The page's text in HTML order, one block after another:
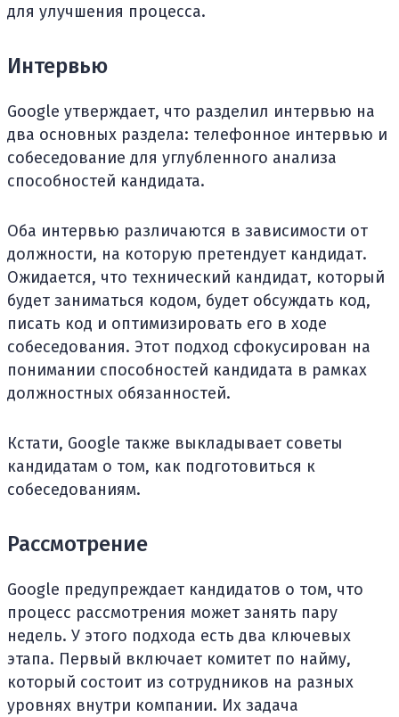
для улучшения процесса.
Интервью
Google утверждает, что разделил интервью на
два основных раздела: телефонное интервью и
собеседование для углубленного анализа
способностей кандидата.
Оба интервью различаются в зависимости от
должности, на которую претендует кандидат.
Ожидается, что технический кандидат, который
будет заниматься кодом, будет обсуждать код,
писать код и оптимизировать его в ходе
собеседования. Этот подход сфокусирован на
понимании способностей кандидата в рамках
должностных обязанностей.
Кстати, Google также выкладывает советы
кандидатам о том, как подготовиться к
собеседованиям.
Рассмотрение
Google предупреждает кандидатов о том, что
процесс рассмотрения может занять пару
недель. У этого подхода есть два ключевых
этапа. Первый включает комитет по найму,
который состоит из сотрудников на разных
уровнях внутри компании. Их задача